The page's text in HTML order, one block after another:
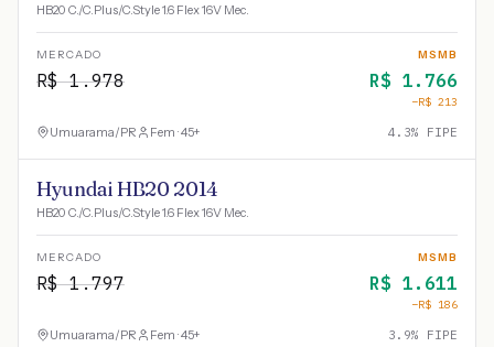
HB20 C./C.Plus/C.Style 1.6 Flex 16V Mec.
MERCADO
R$1.978
MSMB
R$ 1.766
−R$ 213
Umuarama/PR Fem · 45+ 4.3% FIPE
Hyundai HB20 2014
HB20 C./C.Plus/C.Style 1.6 Flex 16V Mec.
MERCADO
R$1.797
MSMB
R$ 1.611
−R$ 186
Umuarama/PR Fem · 45+ 3.9% FIPE